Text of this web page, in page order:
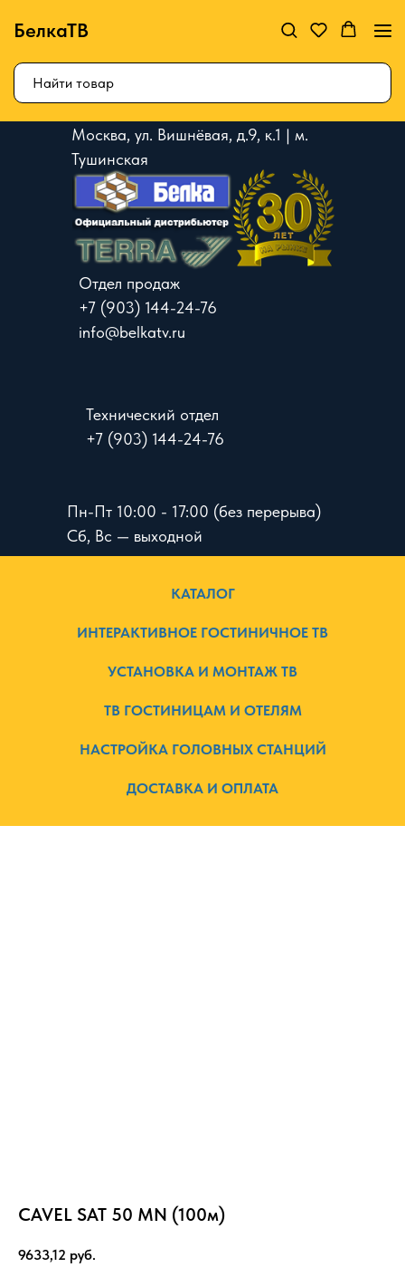
БелкаТВ
Москва, ул. Вишнёвая, д.9, к.1 | м.
Тушинская
Отдел продаж
+7 (903) 144-24-76
info@belkatv.ru
Пн-Пт 10:00 - 17:00 (без перерыва)
Сб, Вс — выходной
Технический отдел
+7 (903) 144-24-76
КАТАЛОГ
ИНТЕРАКТИВНОЕ ГОСТИНИЧНОЕ ТВ
УСТАНОВКА И МОНТАЖ ТВ
ТВ ГОСТИНИЦАМ И ОТЕЛЯМ
НАСТРОЙКА ГОЛОВНЫХ СТАНЦИЙ
ДОСТАВКА И ОПЛАТА
CAVEL SAT 50 MN (100м)
9633,12 руб.